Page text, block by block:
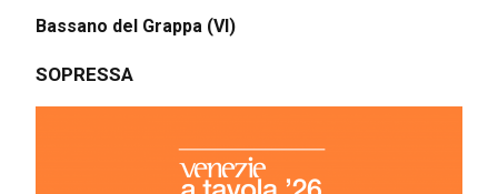
Bassano del Grappa (VI)
SOPRESSA